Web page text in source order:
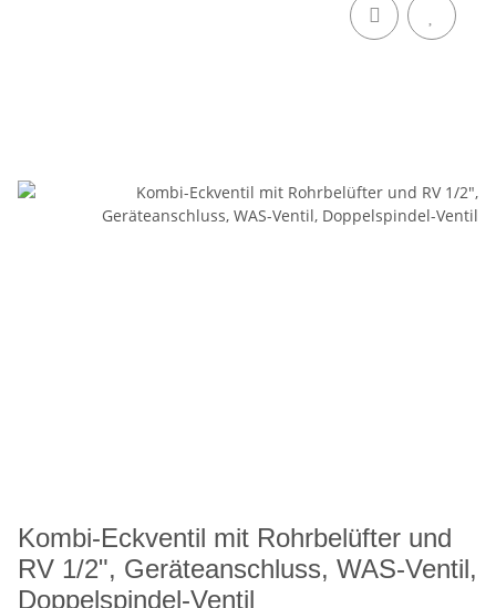
Kombi-Eckventil mit Rohrbelüfter und
RV 1/2", Geräteanschluss, WAS-Ventil,
Doppelspindel-Ventil